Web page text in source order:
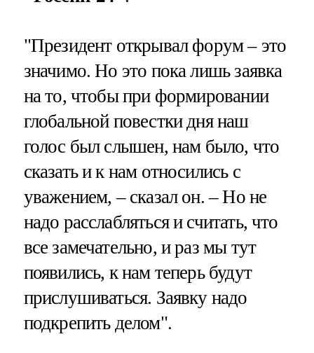
"Президент открывал форум – это
значимо. Но это пока лишь заявка
на то, чтобы при формировании
глобальной повестки дня наш
голос был слышен, нам было, что
сказать и к нам относились с
уважением, – сказал он. – Но не
надо расслабляться и считать, что
все замечательно, и раз мы тут
появились, к нам теперь будут
прислушиваться. Заявку надо
подкрепить делом".